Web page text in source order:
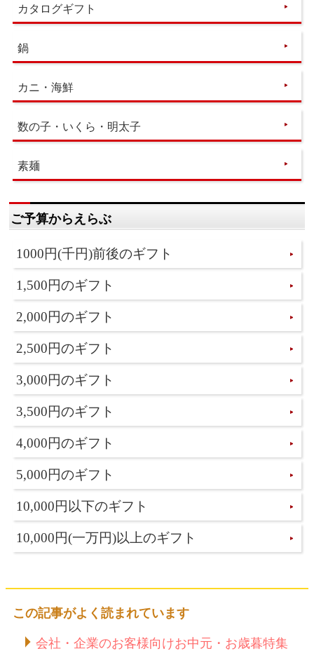
カタログギフト
鍋
カニ・海鮮
数の子・いくら・明太子
素麺
ご予算からえらぶ
1000円(千円)前後のギフト
1,500円のギフト
2,000円のギフト
2,500円のギフト
3,000円のギフト
3,500円のギフト
4,000円のギフト
5,000円のギフト
10,000円以下のギフト
10,000円(一万円)以上のギフト
この記事がよく読まれています
会社・企業のお客様向けお中元・お歳暮特集